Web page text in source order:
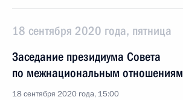
18 сентября 2020 года, пятница
Заседание президиума Совета
по межнациональным отношениям
18 сентября 2020 года, 15:00